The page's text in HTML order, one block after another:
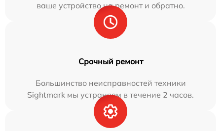
ваше устройство на ремонт и обратно.
Срочный ремонт
Большинство неисправностей техники
Sightmark мы устраняем в течение 2 часов.